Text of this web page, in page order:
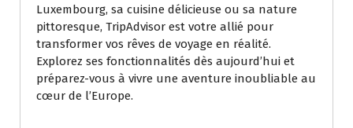
Luxembourg, sa cuisine délicieuse ou sa nature
pittoresque, TripAdvisor est votre allié pour
transformer vos rêves de voyage en réalité.
Explorez ses fonctionnalités dès aujourd’hui et
préparez-vous à vivre une aventure inoubliable au
cœur de l’Europe.